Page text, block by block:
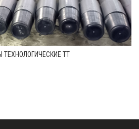
ТЕХНОЛОГИЧЕСКИЕ ТТ